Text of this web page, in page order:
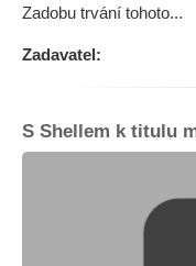
Zadobu trvání tohoto...
Zadavatel:
S Shellem k titulu